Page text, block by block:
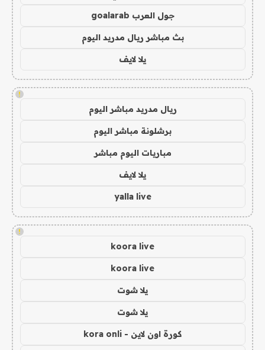
جول العرب goalarab
بث مباشر ريال مدريد اليوم
يلا لايف
!
ريال مدريد مباشر اليوم
برشلونة مباشر اليوم
مباريات اليوم مباشر
يلا لايف
yalla live
!
koora live
koora live
يلا شوت
يلا شوت
كورة اون لاين - kora onli